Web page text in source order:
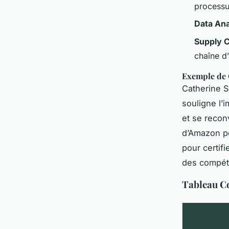
Data
Supply
chaîne
Exemple de
Catherine
souligne
et se
d’Amazon
pour
des
Tableau